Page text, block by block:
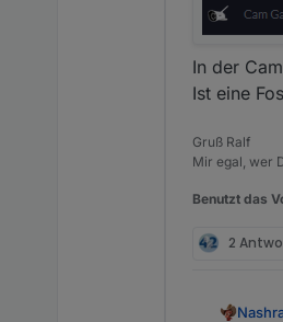
In der
Ist eine
Gruß Ralf
Mir egal, wer
Benutzt das
2